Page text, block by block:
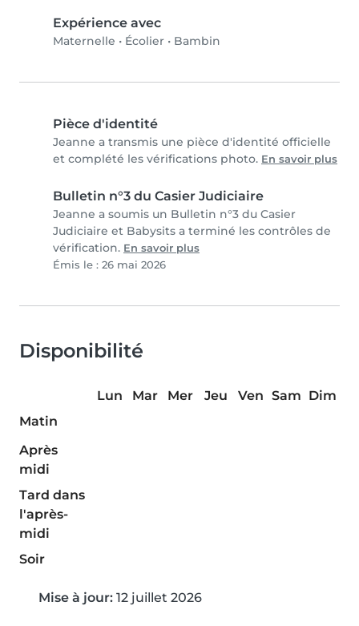
Expérience avec
Maternelle • Écolier • Bambin
Pièce d'identité
Jeanne a transmis une pièce d'identité officielle
et complété les vérifications photo. En savoir plus
Bulletin n°3 du Casier Judiciaire
Jeanne a soumis un Bulletin n°3 du Casier
Judiciaire et Babysits a terminé les contrôles de
vérification. En savoir plus
Émis le : 26 mai 2026
Disponibilité
Lun Mar Mer Jeu Ven Sam Dim
Matin
Après
midi
Tard dans
l'après-
midi
Soir
Mise à jour: 12 juillet 2026